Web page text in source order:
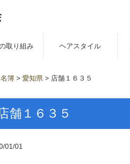
取り組み ヘアスタイル
簿 > 愛知県 > 店舗１６３５
舗１６３５
01/01